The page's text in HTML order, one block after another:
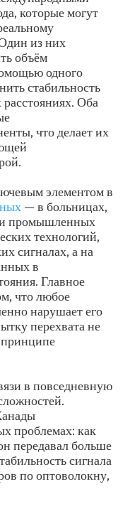
которые могут
из них
объём
одного
стабильность
Оба
что делает их
элементом в
— в больницах,
и промышленных
технологий,
сигналах, а на
в
Главное
что любое
нарушает его
перехвата не
в повседневную
проблемах: как
передавал больше
сигнала
по оптоволокну,